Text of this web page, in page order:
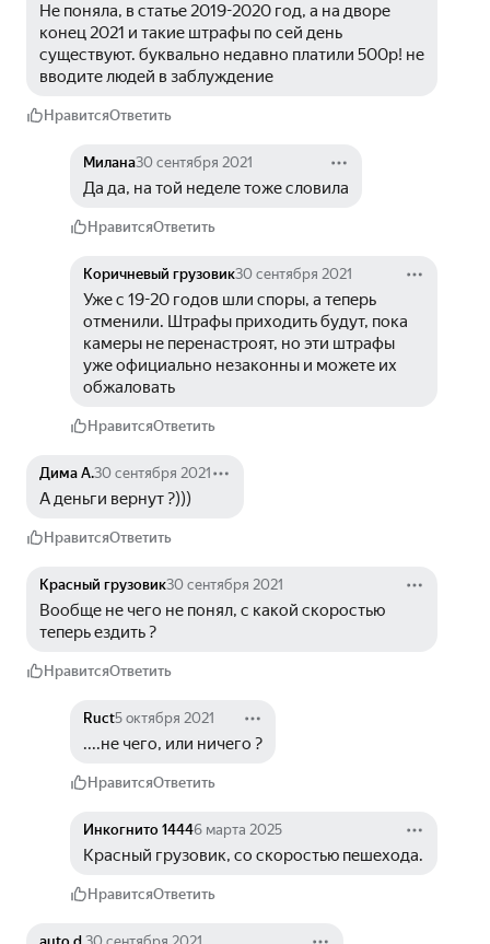
Не поняла, в статье 2019-2020 год, а на дворе
конец 2021 и такие штрафы по сей день
существуют. буквально недавно платили 500р! не
вводите людей в заблуждение
НравитсяОтветить
Милана30 сентября 2021
Да да, на той неделе тоже словила
НравитсяОтветить
Коричневый грузовик30 сентября 2021
Уже с 19-20 годов шли споры, а теперь
отменили. Штрафы приходить будут, пока
камеры не перенастроят, но эти штрафы
уже официально незаконны и можете их
обжаловать
НравитсяОтветить
Дима А.30 сентября 2021
А деньги вернут ?)))
НравитсяОтветить
Красный грузовик30 сентября 2021
Вообще не чего не понял, с какой скоростью
теперь ездить ?
НравитсяОтветить
Ruct5 октября 2021
....не чего, или ничего ?
НравитсяОтветить
Инкогнито 14446 марта 2025
НравитсяОтветить